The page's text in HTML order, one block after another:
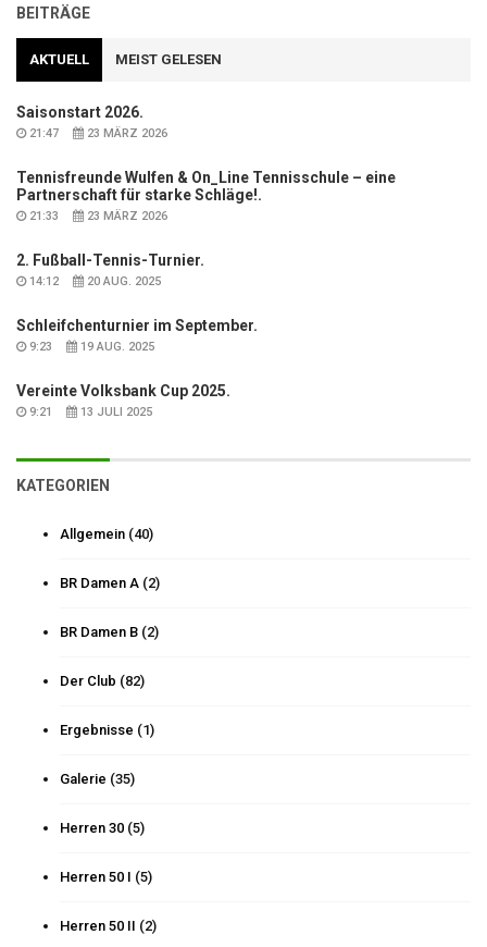
BEITRÄGE
AKTUELL MEIST GELESEN
Saisonstart 2026.
21:47 23 MÄRZ 2026
Tennisfreunde Wulfen & On_Line Tennisschule – eine
Partnerschaft für starke Schläge!.
21:33 23 MÄRZ 2026
2. Fußball-Tennis-Turnier.
14:12 20 AUG. 2025
Schleifchenturnier im September.
9:23 19 AUG. 2025
Vereinte Volksbank Cup 2025.
9:21 13 JULI 2025
KATEGORIEN
Allgemein (40)
BR Damen A (2)
BR Damen B (2)
Der Club (82)
Ergebnisse (1)
Galerie (35)
Herren 30 (5)
Herren 50 I (5)
Herren 50 II (2)